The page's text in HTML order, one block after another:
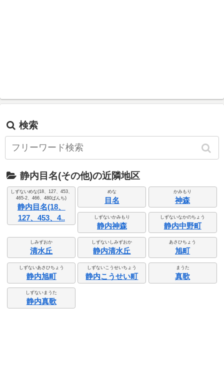
検索
静内目名(その他)の近隣地区
しずないめな(18、127、453、
465-2、466、480ばんち)
静内目名(18、
127、453、4..
めな
目名
かみもり
神森
しずないかみもり
静内神森
しずないなかのちょう
静内中野町
しみずおか
清水丘
しずないしみずおか
静内清水丘
あさひちょう
旭町
しずないあさひちょう
静内旭町
しずないこうせいちょう
静内こうせい町
まうた
真歌
しずないまうた
静内真歌